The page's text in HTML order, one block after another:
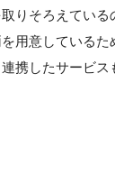
りそろえてい
用意しているた
携したサービス